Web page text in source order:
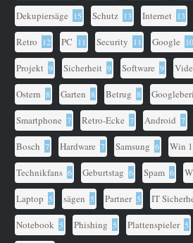
Dekupiersäge 15 Schutz 13 Internet 13
Retro 12 PC 11 Security 11 Google 10
Projekt 9 Sicherheit 9 Software 9
Ostern 8 Garten 8 Betrug 8
Smartphone 7 Retro-Ecke 7 Android 7
Bosch 7 Hardware 7 Samsung 6 Win
Technikfans 6 Geburtstag 6 Spam 6
Laptop 5 sägen 5 Partner 5 IT
Notebook 5 Phishing 5 Plattenspieler 5